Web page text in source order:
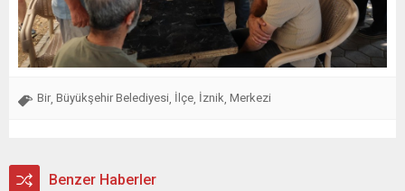
Bir Büyükşehir Belediyesi İlçe İznik Merkezi
Benzer Haberler